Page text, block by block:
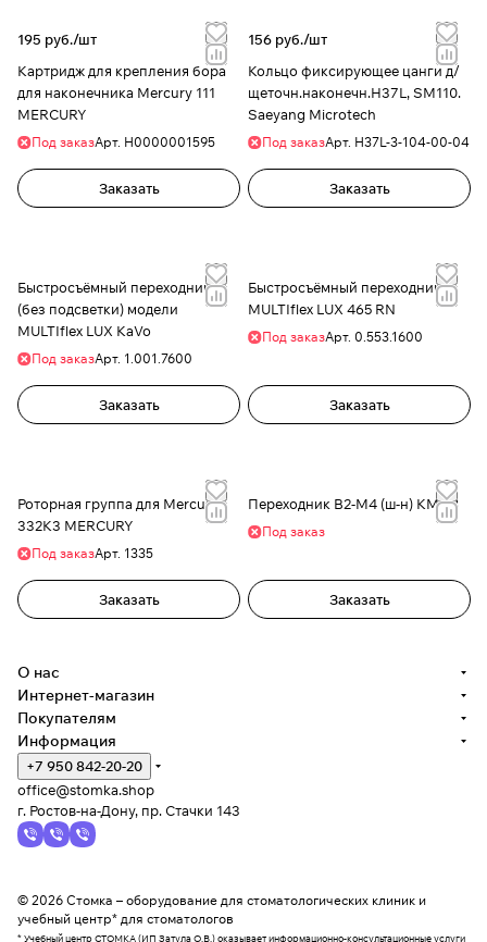
195 руб./шт
Картридж для крепления бора
для наконечника Mercury 111
MERCURY
Под заказАрт. H0000001595
Заказать
156 руб./шт
Кольцо фиксирующее цанги д/
щеточн.наконечн.H37L, SM110.
Saeyang Microtech
Под заказАрт. H37L-3-104-00-04
Заказать
Быстросъёмный переходник -
(без подсветки) модели
MULTIflex LUX KaVo
Под заказАрт. 1.001.7600
Заказать
Быстросъёмный переходник
MULTIflex LUX 465 RN
Под заказАрт. 0.553.1600
Заказать
Роторная группа для Mercury
332K3 MERCURY
Под заказАрт. 1335
Заказать
Переходник В2-М4 (ш-н) КМИЗ
Под заказ
Заказать
О нас
Интернет-магазин
Покупателям
Информация
+7 950 842-20-20
office@stomka.shop
г. Ростов-на-Дону, пр. Стачки 143
© 2026 Стомка – оборудование для стоматологических клиник и
учебный центр* для стоматологов
* Учебный центр СТОМКА (ИП Затула О.В.) оказывает информационно-консультационные услуги